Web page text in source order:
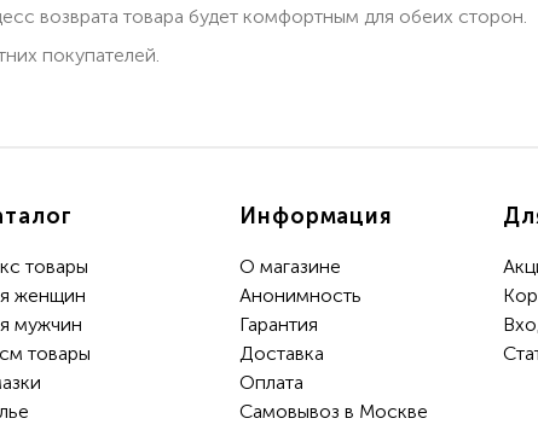
возврата товара будет комфортным для обеих сторон.
покупателей.
товары
женщин
мужчин
товары
Информация
О магазине
Анонимность
Гарантия
Доставка
Oплата
Самовывоз в Москве